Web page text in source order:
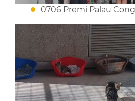
0706 Premi Palau